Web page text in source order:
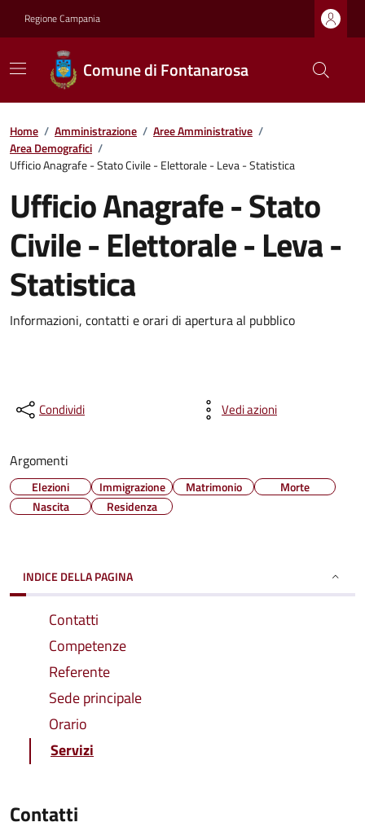
Regione Campania
Comune di Fontanarosa
Home / Amministrazione / Aree Amministrative /
Area Demografici /
Ufficio Anagrafe - Stato Civile - Elettorale - Leva - Statistica
Ufficio Anagrafe - Stato
Civile - Elettorale - Leva -
Statistica
Informazioni, contatti e orari di apertura al pubblico
Condividi Vedi azioni
Argomenti
Elezioni Immigrazione Matrimonio
Morte
Nascita
Residenza
INDICE DELLA PAGINA
Contatti
Competenze
Referente
Sede principale
Orario
Servizi
Contatti